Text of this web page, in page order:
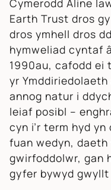
Earth Trust dros
dros ymhell dros
hymweliad cyntaf
1990au, cafodd ei
yr Ymddiriedolaeth
annog natur i
leiaf posibl –
cyn i’r term hyd
fuan wedyn,
gwirfoddolwr, gan
gyfer bywyd